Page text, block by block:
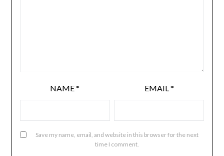
NAME* EMAIL*
Save my name, email, and website in this browser for the next
time I comment.